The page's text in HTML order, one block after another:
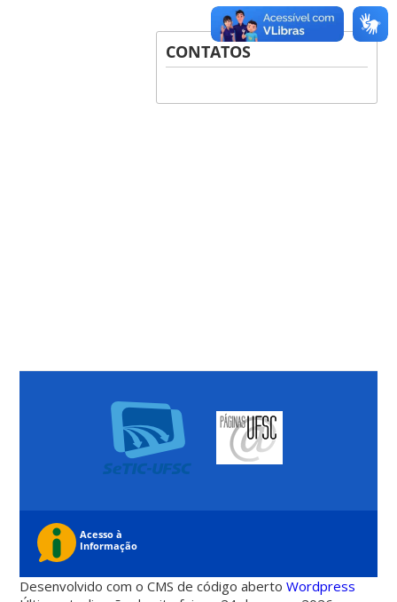
CONTATOS
Desenvolvido com o CMS de código abertoWordpress